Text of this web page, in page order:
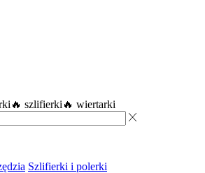
🔥 szlifierki 🔥 wiertarki
Szlifierki i polerki